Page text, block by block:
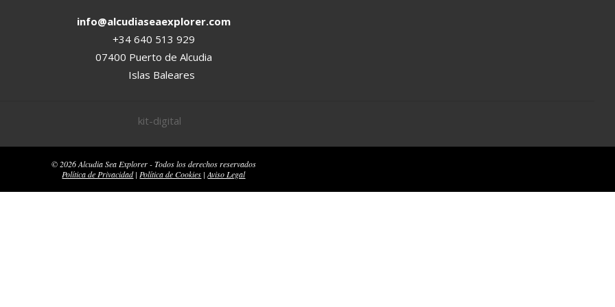
info@alcudiaseaexplorer.com
+34 640 513 929
07400 Puerto de Alcudia
Islas Baleares
© 2026 Alcudia Sea Explorer - Todos los derechos reservados
Política de Privacidad| Política de Cookies |Aviso Legal